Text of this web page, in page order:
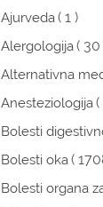
Ajurveda( 1 )
Alergologija( 30
Alternativna
Anesteziologija(
Bolesti
Bolesti oka(
Bolesti organa